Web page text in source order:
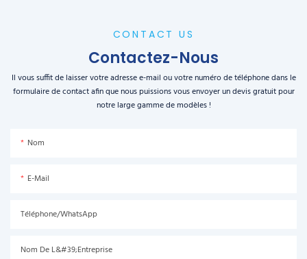
CONTACT US
Contactez-Nous
Il vous suffit de laisser votre adresse e-mail ou votre numéro de téléphone dans le
formulaire de contact afin que nous puissions vous envoyer un devis gratuit pour
notre large gamme de modèles !
Nom
E-Mail
Téléphone/WhatsApp
Nom De L&#39;entreprise